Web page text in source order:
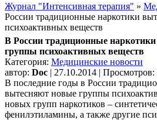
Журнал "Интенсивная терапия" »
России традиционные наркотики
психоактивных веществ
В России традиционные
группы психоактивных веществ
Категория: Медицинские новости
автор: Doc | 27.10.2014 | Просмотров:
В последние годы в России
вытесняют новые группы
новых групп наркотиков –
фенилэтиламины, а также другие